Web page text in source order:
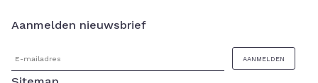
Aanmelden nieuwsbrief